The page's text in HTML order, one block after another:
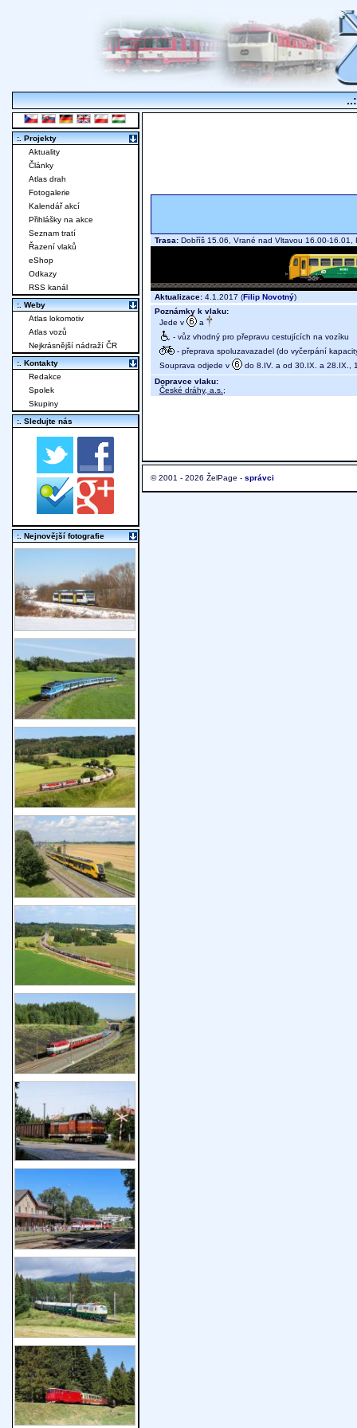
Trasa: Dobříš 15.06, Vrané nad Vltavou 16.00-
Aktualizace: 4.1.2017 (Filip Novotný)
Poznámky k vlaku:
Jede v
a
- vůz vhodný pro přepravu cestujících na vozíku
- přeprava spoluzavazadel (do vyčerpání
Souprava odjede v
do 8.IV. a od 30.IX. a 28.IX.,
Dopravce vlaku:
České dráhy, a.s. ;
© 2001 - 2026 ŽelPage - správci
:. Projekty
Aktuality
Články
Atlas drah
Fotogalerie
Kalendář akcí
Přihlášky na akce
Seznam tratí
Řazení vlaků
eShop
Odkazy
RSS kanál
:. Weby
Atlas lokomotiv
Atlas vozů
Nejkrásnější nádraží ČR
:. Kontakty
Redakce
Spolek
Skupiny
:. Sledujte nás
:. Nejnovější fotografie